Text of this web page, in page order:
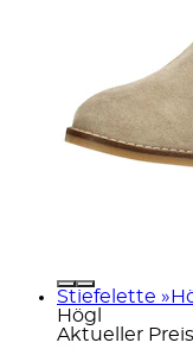
Stiefelette
Högl
Aktueller Preis